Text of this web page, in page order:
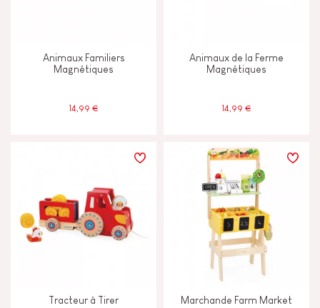
Animaux Familiers
Magnétiques
14,99 €
Animaux de la Ferme
Magnétiques
14,99 €
Tracteur à Tirer Marchande Farm Market